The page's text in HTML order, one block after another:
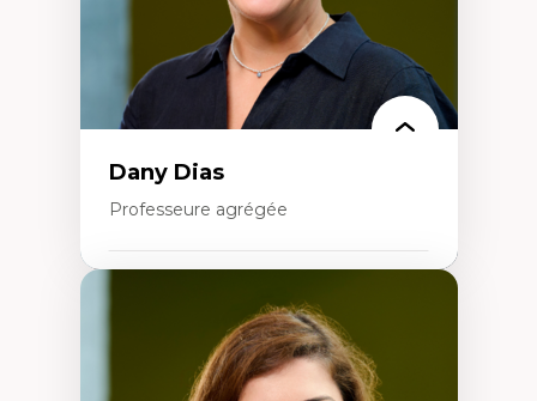
Dany Dias
Professeure agrégée
Pédagogies critiques et justice sociale
Éthique relationnelle et sollicitude en
Décolonisation et autochtonisation de la